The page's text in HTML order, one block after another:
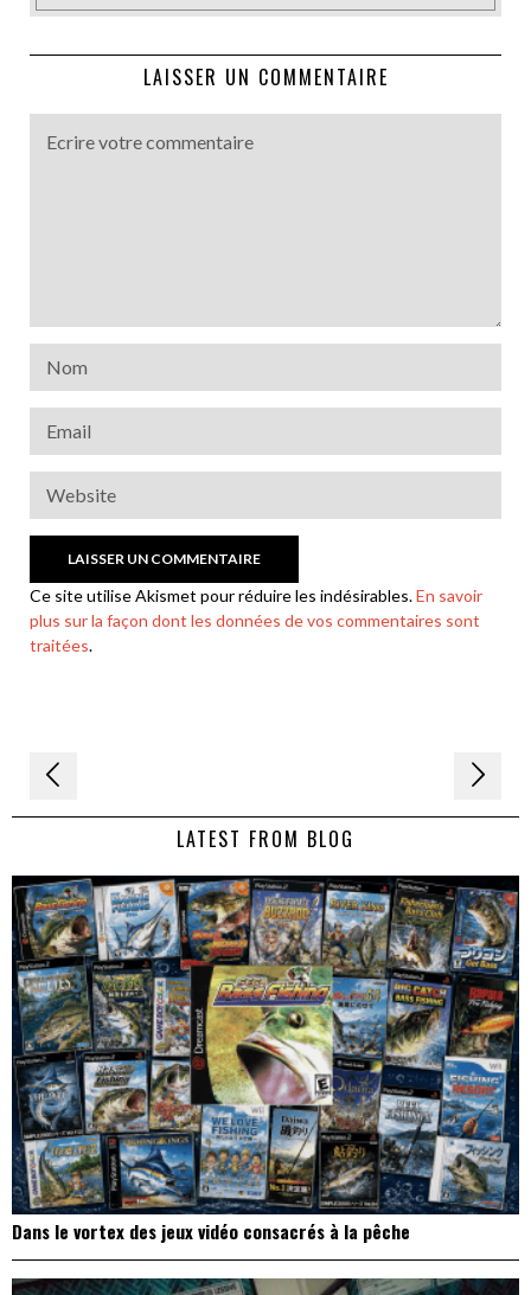
LAISSER UN COMMENTAIRE
Ce site utilise Akismet pour réduire les indésirables.En savoir
plus sur la façon dont les données de vos commentaires sont
traitées.
Navigation
de LATEST FROM BLOG
Dans le vortex des jeux vidéo consacrés à la pêche